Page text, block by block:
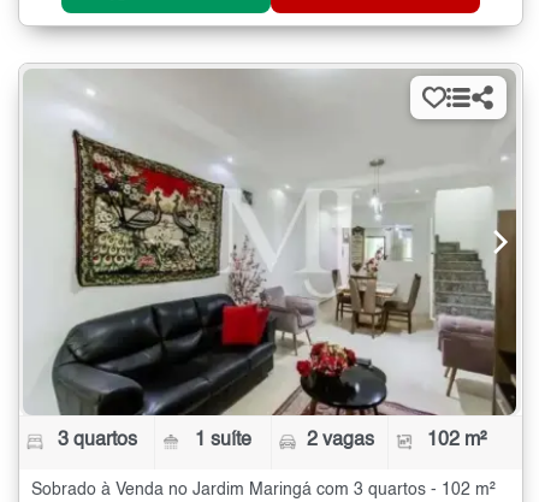
3 quartos 1 suíte 2 vagas 102 m²
Sobrado à Venda no Jardim Maringá com 3 quartos - 102 m²